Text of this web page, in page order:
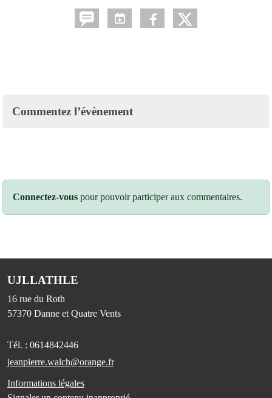
Commentez l’évènement
Connectez-vous pour pouvoir participer aux commentaires.
UJLLATHLE
16 rue du Roth
57370 Danne et Quatre Vents
Tél. : 0614842446
jeanpierre.walch@orange.fr
Informations légales